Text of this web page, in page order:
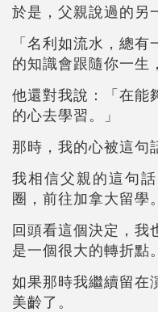
於是，父親說過的另
「名利如流水，總
的知識會跟隨你一生
他還對我說：「在能
的心去學習。」
那時，我的心被這句
我相信父親的這句
圈，前往加拿大留學。
回頭看這個決定，我
是一個很大的轉折點。
如果那時我繼續留在
美齡了。